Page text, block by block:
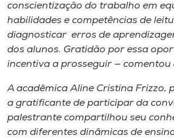
conscientização do trabalho em
habilidades e competências de
diagnosticar erros de
dos alunos. Gratidão por essa
incentiva a prosseguir — comentou
A acadêmica Aline Cristina Frizzo,
a gratificante de participar da
palestrante compartilhou seu
com diferentes dinâmicas de